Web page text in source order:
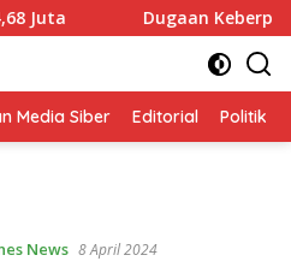
Dugaan
Media Siber Editorial Politik
News 8 April 2024